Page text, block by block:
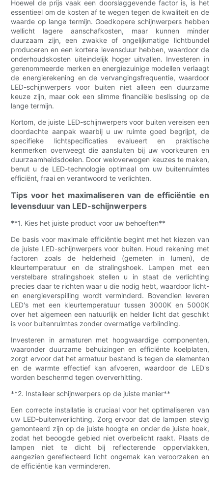
Hoewel de prijs vaak een doorslaggevende factor is, is het
essentieel om de kosten af ​​te wegen tegen de kwaliteit en de
waarde op lange termijn. Goedkopere schijnwerpers hebben
wellicht lagere aanschafkosten, maar kunnen minder
duurzaam zijn, een zwakke of ongelijkmatige lichtbundel
produceren en een kortere levensduur hebben, waardoor de
onderhoudskosten uiteindelijk hoger uitvallen. Investeren in
gerenommeerde merken en energiezuinige modellen verlaagt
de energierekening en de vervangingsfrequentie, waardoor
LED-schijnwerpers voor buiten niet alleen een duurzame
keuze zijn, maar ook een slimme financiële beslissing op de
lange termijn.
Kortom, de juiste LED-schijnwerpers voor buiten vereisen een
doordachte aanpak waarbij u uw ruimte goed begrijpt, de
specifieke lichtspecificaties evalueert en praktische
kenmerken overweegt die aansluiten bij uw voorkeuren en
duurzaamheidsdoelen. Door weloverwogen keuzes te maken,
benut u de LED-technologie optimaal om uw buitenruimtes
efficiënt, fraai en verantwoord te verlichten.
Tips voor het maximaliseren van de efficiëntie en
levensduur van LED-schijnwerpers
**1. Kies het juiste product voor uw behoeften**
De basis voor maximale efficiëntie begint met het kiezen van
de juiste LED-schijnwerpers voor buiten. Houd rekening met
factoren zoals de helderheid (gemeten in lumen), de
kleurtemperatuur en de stralingshoek. Lampen met een
verstelbare stralingshoek stellen u in staat de verlichting
precies daar te richten waar u die nodig hebt, waardoor licht-
en energieverspilling wordt verminderd. Bovendien leveren
LED's met een kleurtemperatuur tussen 3000K en 5000K
over het algemeen een natuurlijk en helder licht dat geschikt
is voor buitenruimtes zonder overmatige verblinding.
Investeren in armaturen met hoogwaardige componenten,
waaronder duurzame behuizingen en efficiënte koelplaten,
zorgt ervoor dat het armatuur bestand is tegen de elementen
en de warmte effectief kan afvoeren, waardoor de LED's
worden beschermd tegen oververhitting.
**2. Installeer schijnwerpers op de juiste manier**
Een correcte installatie is cruciaal voor het optimaliseren van
uw LED-buitenverlichting. Zorg ervoor dat de lampen stevig
gemonteerd zijn op de juiste hoogte en onder de juiste hoek,
zodat het beoogde gebied niet overbelicht raakt. Plaats de
lampen niet te dicht bij reflecterende oppervlakken,
aangezien gereflecteerd licht ongemak kan veroorzaken en
de efficiëntie kan verminderen.